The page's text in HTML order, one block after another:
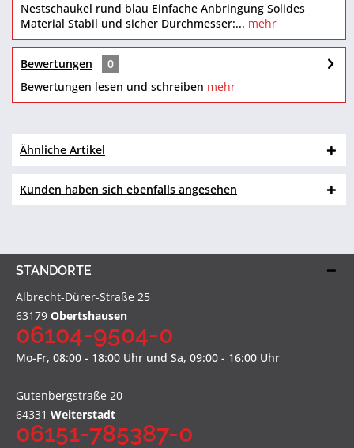
Nestschaukel rund blau Einfache Anbringung Solides
Material Stabil und sicher Durchmesser:... mehr
Bewertungen
0
Bewertungen lesen und schreiben mehr
Ähnliche Artikel
Kunden haben sich ebenfalls angesehen
STANDORTE
Albrecht-Dürer-Straße 25
63179 Obertshausen
06104-9504-0
Mo-Fr, 08:00 - 18:00 Uhr und Sa, 09:00 - 16:00 Uhr
Gutenbergstraße 20
64331 Weiterstadt
06151-785387-0